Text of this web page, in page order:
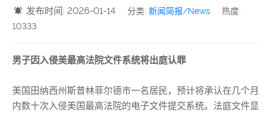
发布时间: 2026-01-14 分类:新闻简报/News
热度:
10333
男子因入侵美最高法院文件系统将出庭认罪
美国田纳西州斯普林菲尔德市一名居民，预计将承认在几个月
内数十次入侵美国最高法院的电子文件提交系统。法庭文件显